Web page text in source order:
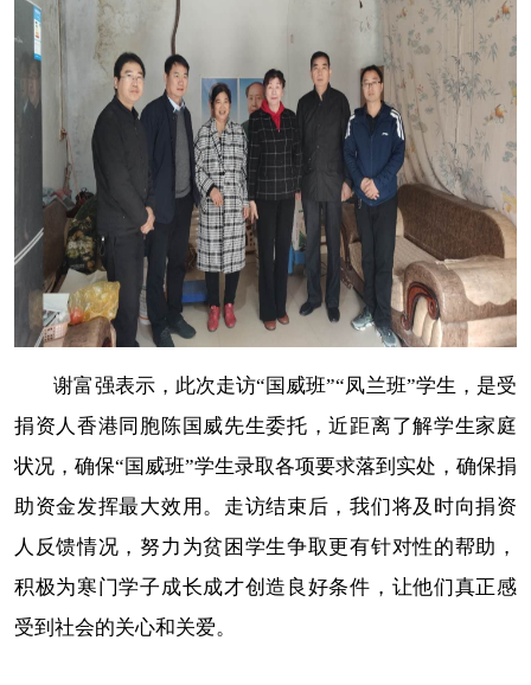
谢富强表示，此次走访“国威班”“凤兰班”学生，是受
捐资人香港同胞陈国威先生委托，近距离了解学生家庭
状况，确保“国威班”学生录取各项要求落到实处，确保捐
助资金发挥最大效用。走访结束后，我们将及时向捐资
人反馈情况，努力为贫困学生争取更有针对性的帮助，
积极为寒门学子成长成才创造良 好条件，让他们真正感
受到社会的关心和关爱。